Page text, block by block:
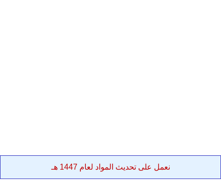
نعمل على تحديث المواد لعام 1447 هـ